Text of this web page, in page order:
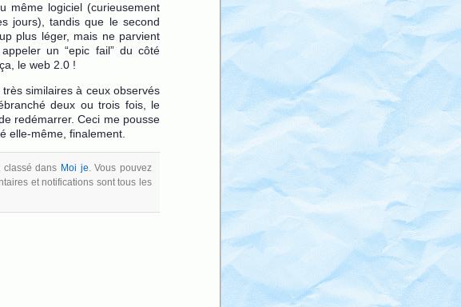
même logiciel (curieusement
jours), tandis que le second
plus léger, mais ne parvient
un “epic fail” du côté
le web 2.0 !
similaires à ceux observés
deux ou trois fois, le
redémarrer. Ceci me pousse
elle-même, finalement.
dans Moi je. Vous pouvez
et notifications sont tous les